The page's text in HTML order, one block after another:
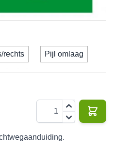
rechts Pijl omlaag